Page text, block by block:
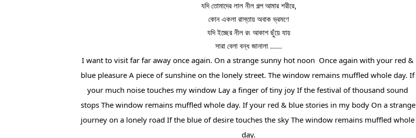
যদি তোমাদের লাল নীল গল্প আমার শরীরে,
কোন একলা রাস্তায় অবাক ভ্রমণে
যদি ইচ্ছের নীল রং আকাশ ছুঁয়ে যায়
সারা বেলা বন্ধ জানালা ……
I want to visit far far away once again. On a strange sunny hot noon  Once again with your red &
blue pleasure A piece of sunshine on the lonely street. The window remains muffled whole day. If
your much noise touches my window Lay a finger of tiny joy If the festival of thousand sound
stops The window remains muffled whole day. If your red & blue stories in my body On a strange
journey on a lonely road If the blue of desire touches the sky The window remains muffled whole
day.